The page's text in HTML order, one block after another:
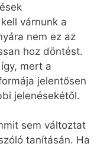
várnunk a
nem ez az
hoz döntést.
mert a
jelentősen
jelenésekétől.
sem változtat
tanításán. Ha